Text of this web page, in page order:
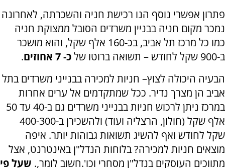
פתרון אפשרי נוסף הנו רכישת חניה והשכרתה, לאחרונה
נמכר מקום חניה בבניין משרדים הסובל ממצוקת חניה
כמו כל מרכז תל אביב, בכ-160 אלף שקל, והוא מושכר
ב-900 שקל לחודש – תשואה ברוטו של
כ- 7 אחוזים
.
הבעיה היכולה לצוץ– חניות למכירה בבנייני משרדים בתל
אביב הן מצרך נדיר. ככל שמתקדמים אל ערים אחרות
במרכז ניתן לרכוש חניות בבנייני משרדים גם ב-40 עד 50
אלף שקל (חולון, הרצליה ועוד) ולהשכירן ב-400-300
שקל לחודש ואף להשיג תשואות גבוהות יותר. איפה
מוצאים חניות למכירה? בלוחות הנדל"ן באינטרנט, אצל
מתווכים העוסקים בנדל"ן מסחרי וכו'.חשוב לומר,. שעל פי